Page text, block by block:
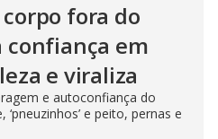
fora do
confiança em
e viraliza
e autoconfiança do
e peito, pernas e